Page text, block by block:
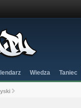
Wiedza Taniec